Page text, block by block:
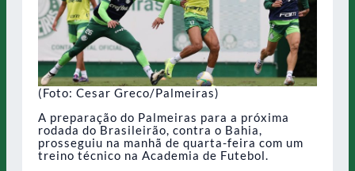
(Foto: Cesar Greco/Palmeiras)
A preparação do Palmeiras para a próxima
rodada do Brasileirão, contra o Bahia,
prosseguiu na manhã de quarta-feira com um
treino técnico na Academia de Futebol.